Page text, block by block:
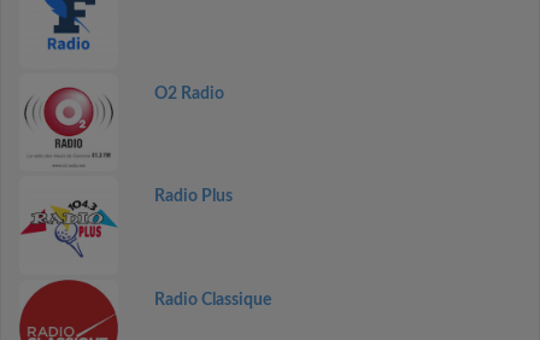
O2 Radio
Radio Plus
Radio Classique